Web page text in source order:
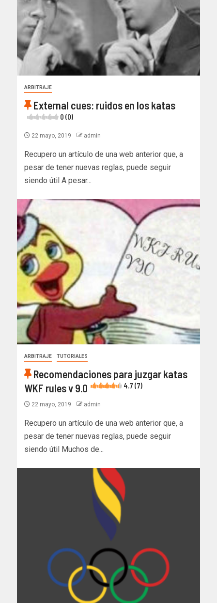
ARBITRAJE
External cues: ruidos en los katas
0 (0)
22 mayo, 2019 admin
Recupero un artículo de una web anterior que, a
pesar de tener nuevas reglas, puede seguir
siendo útil A pesar...
ARBITRAJE TUTORIALES
Recomendaciones para juzgar katas
WKF rules v 9.0
4.7 (7)
22 mayo, 2019 admin
Recupero un artículo de una web anterior que, a
pesar de tener nuevas reglas, puede seguir
siendo útil Muchos de...